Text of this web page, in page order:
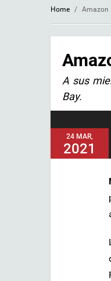
Home / Amazon
A sus
Bay.
24 MAR,
2021